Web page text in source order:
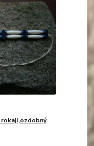
rokajl,ozdobný